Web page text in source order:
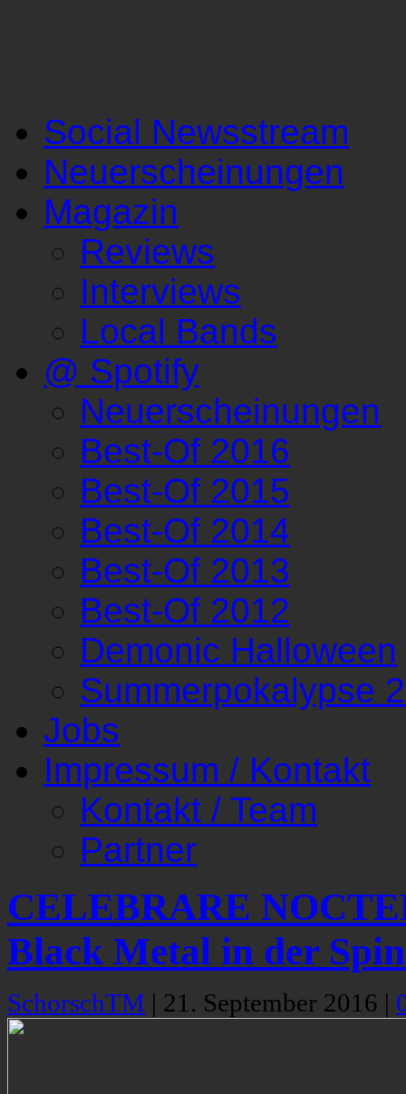
Social Newsstream
Neuerscheinungen
Magazin
Reviews
Interviews
Local Bands
@ Spotify
Neuerscheinungen
Best-Of 2016
Best-Of 2015
Best-Of 2014
Best-Of 2013
Best-Of 2012
Demonic Halloween
Summerpokalypse
Jobs
Impressum / Kontakt
Kontakt / Team
Partner
CELEBRARE
Black Metal in der
SchorschTM | 21. September 2016 |